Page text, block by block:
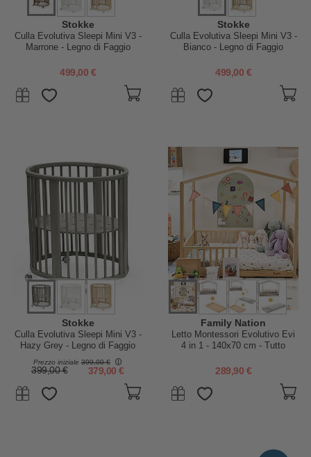
Stokke
Culla Evolutiva Sleepi Mini V3 -
Marrone - Legno di Faggio
499,00 €
Stokke
Culla Evolutiva Sleepi Mini V3 -
Bianco - Legno di Faggio
499,00 €
Stokke
Culla Evolutiva Sleepi Mini V3 -
Hazy Grey - Legno di Faggio
Prezzo iniziale 399,00 €
399,00 € 379,00 €
Family Nation
Letto Montessori Evolutivo Evi
4 in 1 - 140x70 cm - Tutto
289,90 €